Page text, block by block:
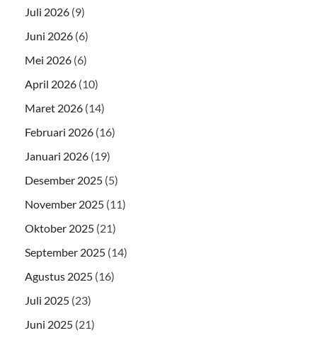
Juli 2026 (9)
Juni 2026 (6)
Mei 2026 (6)
April 2026 (10)
Maret 2026 (14)
Februari 2026 (16)
Januari 2026 (19)
Desember 2025 (5)
November 2025 (11)
Oktober 2025 (21)
September 2025 (14)
Agustus 2025 (16)
Juli 2025 (23)
Juni 2025 (21)